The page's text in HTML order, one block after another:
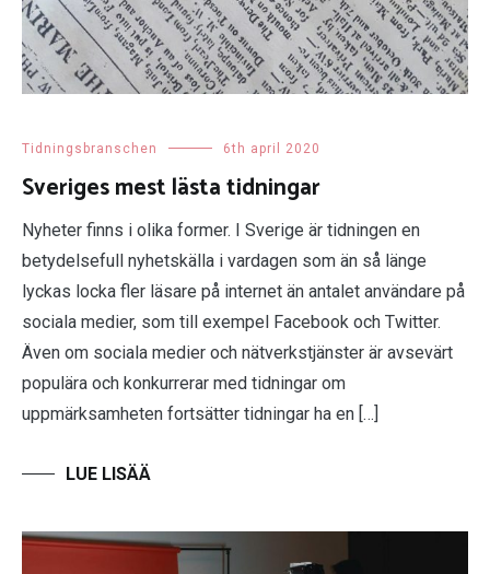
Tidningsbranschen 6th april 2020
Sveriges mest lästa tidningar
Nyheter finns i olika former. I Sverige är tidningen en
betydelsefull nyhetskälla i vardagen som än så länge
lyckas locka fler läsare på internet än antalet användare på
sociala medier, som till exempel Facebook och Twitter.
Även om sociala medier och nätverkstjänster är avsevärt
populära och konkurrerar med tidningar om
uppmärksamheten fortsätter tidningar ha en […]